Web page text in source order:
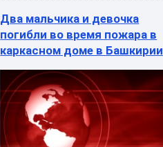
Два мальчика и девочка
погибли во время пожара в
каркасном доме в Башкирии